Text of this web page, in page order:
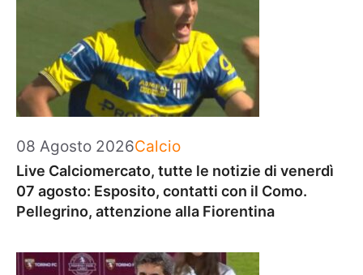
08 Agosto 2026Categorie
Calcio
Live Calciomercato, tutte le notizie di venerdì
07 agosto: Esposito, contatti con il Como.
Pellegrino, attenzione alla Fiorentina